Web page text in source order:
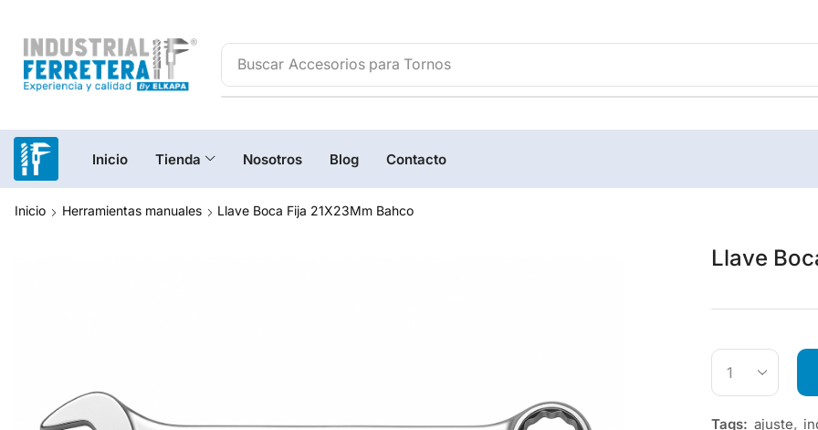
Buscar Accesorios para Tornos
Inicio Tienda Nosotros Blog Contacto
Inicio Herramientas manuales Llave Boca Fija 21X23Mm Bahco
Llave
Tags: ajuste,